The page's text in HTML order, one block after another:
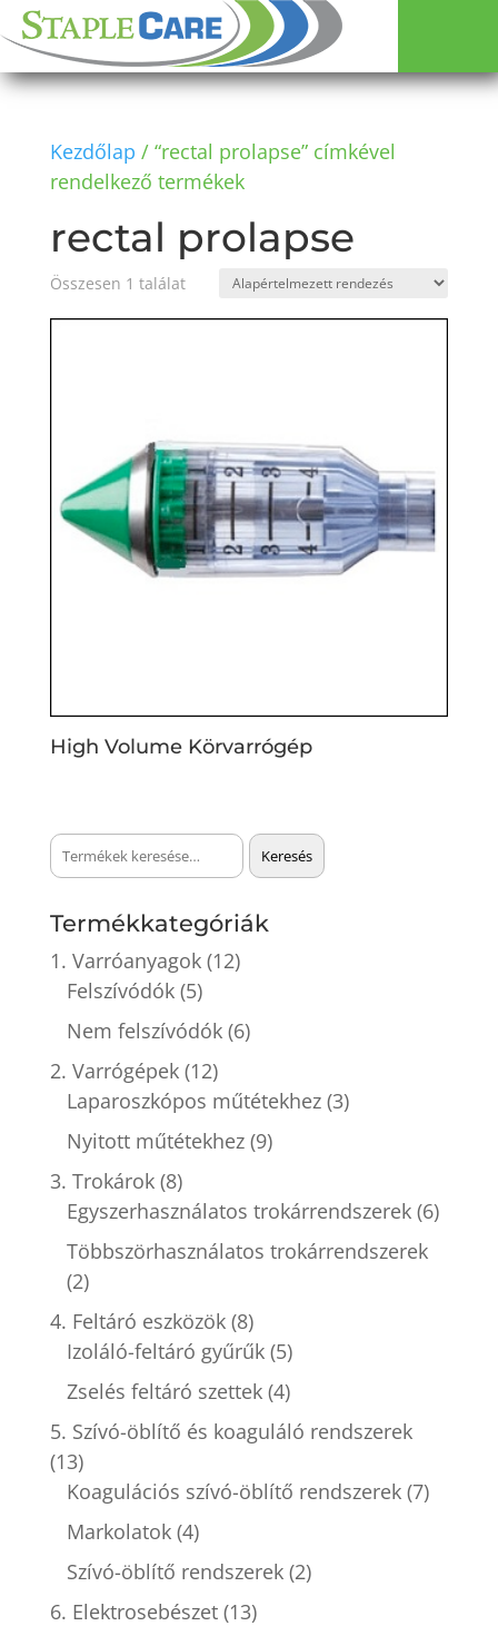
Kezdőlap / “rectal prolapse” címkével
rendelkező termékek
rectal prolapse
Összesen 1 találat
High Volume Körvarrógép
Keresés
a
Keresés
Termékkategóriák
1. Varróanyagok (12)
Felszívódók (5)
Nem felszívódók (6)
2. Varrógépek (12)
Laparoszkópos műtétekhez (3)
Nyitott műtétekhez (9)
3. Trokárok (8)
Egyszerhasználatos trokárrendszerek (6)
Többszörhasználatos trokárrendszerek
(2)
4. Feltáró eszközök (8)
Izoláló-feltáró gyűrűk (5)
Zselés feltáró szettek (4)
5. Szívó-öblítő és koaguláló rendszerek
(13)
Koagulációs szívó-öblítő rendszerek (7)
Markolatok (4)
Szívó-öblítő rendszerek (2)
6. Elektrosebészet (13)